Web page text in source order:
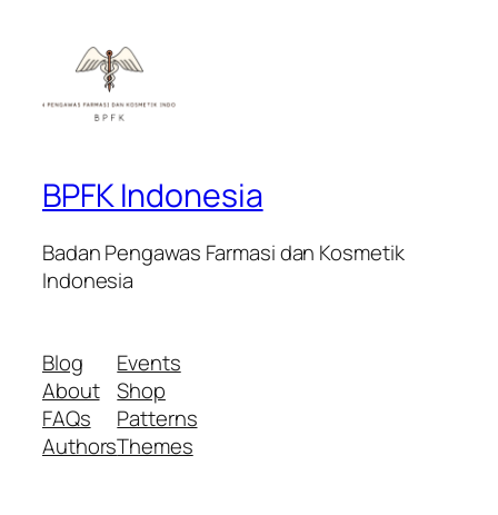
BPFK Indonesia
Badan Pengawas Farmasi dan Kosmetik
Indonesia
Blog
About
FAQs
Authors
Events
Shop
Patterns
Themes